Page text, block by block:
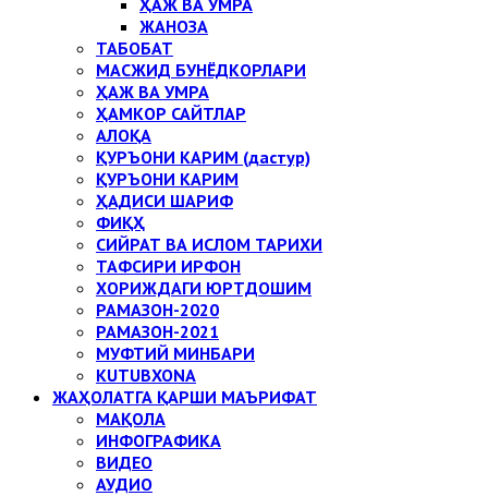
ҲАЖ ВА УМРА
ЖАНОЗА
ТАБОБАТ
МАСЖИД БУНЁДКОРЛАРИ
ҲАЖ ВА УМРА
ҲАМКОР САЙТЛАР
АЛОҚА
ҚУРЪОНИ КАРИМ (дастур)
ҚУРЪОНИ КАРИМ
ҲАДИСИ ШАРИФ
ФИҚҲ
СИЙРАТ ВА ИСЛОМ ТАРИХИ
ТАФСИРИ ИРФОН
ХОРИЖДАГИ ЮРТДОШИМ
РАМАЗОН-2020
РАМАЗОН-2021
МУФТИЙ МИНБАРИ
KUTUBXONA
ЖАҲОЛАТГА ҚАРШИ МАЪРИФАТ
МАҚОЛА
ИНФОГРАФИКА
ВИДЕО
АУДИО